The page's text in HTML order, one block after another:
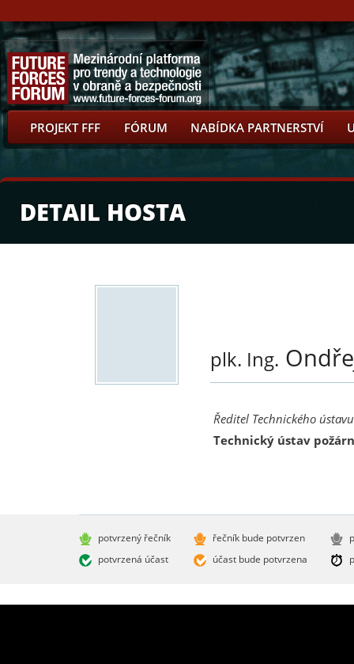
PROJEKT FFF FÓRUM NABÍDKA PARTNERSTVÍ
DETAIL HOSTA
plk. Ing.
Ředitel Technického
Technický ústav
potvrzený řečník
potvrzená účast
řečník bude potvrzen
účast bude potvrzena